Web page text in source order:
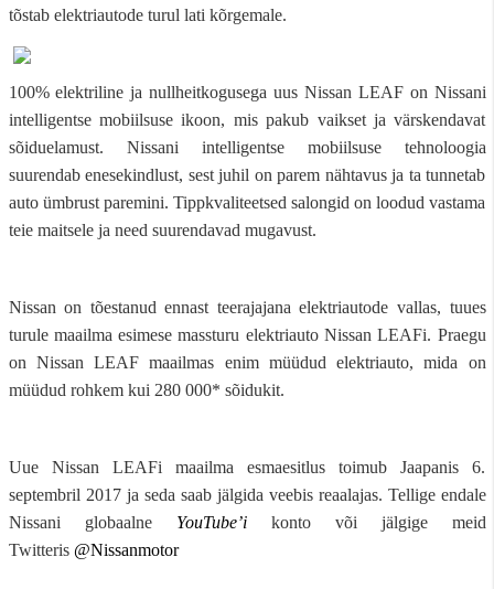
tõstab elektriautode turul lati kõrgemale.
100% elektriline ja nullheitkogusega uus Nissan LEAF on Nissani
intelligentse mobiilsuse ikoon, mis pakub vaikset ja värskendavat
sõiduelamust. Nissani intelligentse mobiilsuse tehnoloogia
suurendab enesekindlust, sest juhil on parem nähtavus ja ta tunnetab
auto ümbrust paremini. Tippkvaliteetsed salongid on loodud vastama
teie maitsele ja need suurendavad mugavust.
Nissan on tõestanud ennast teerajajana elektriautode vallas, tuues
turule maailma esimese massturu elektriauto Nissan LEAFi. Praegu
on Nissan LEAF maailmas enim müüdud elektriauto, mida on
müüdud rohkem kui 280 000* sõidukit.
Uue Nissan LEAFi maailma esmaesitlus toimub Jaapanis 6.
septembril 2017 ja seda saab jälgida veebis reaalajas. Tellige endale
Nissani globaalne YouTube’ikonto või jälgige meid
Twitteris @Nissanmotor